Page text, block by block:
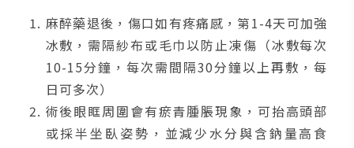
麻醉藥退後，傷口如有疼痛感，第1-4天可加強
冰敷，需隔紗布或毛巾以防止凍傷（冰敷每次
10-15分鐘，每次需間隔30分鐘以上再敷，每
日可多次）
術後眼眶周圍會有瘀青腫脹現象，可抬高頭部
或採半坐臥姿勢，並減少水分與含鈉量高食